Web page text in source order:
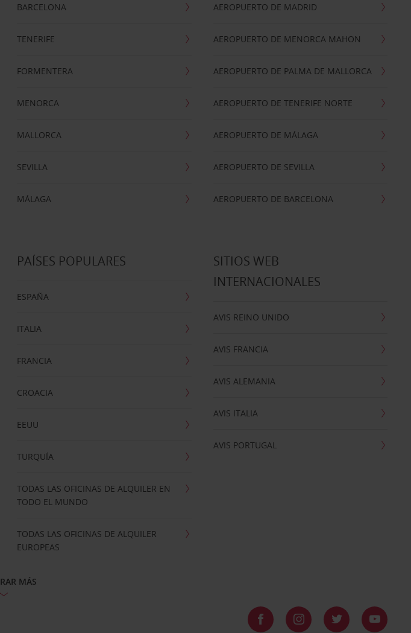
BARCELONA
TENERIFE
FORMENTERA
MENORCA
MALLORCA
SEVILLA
MÁLAGA
AEROPUERTO DE MADRID
AEROPUERTO DE MENORCA MAHON
AEROPUERTO DE PALMA DE MALLORCA
AEROPUERTO DE TENERIFE NORTE
AEROPUERTO DE MÁLAGA
AEROPUERTO DE SEVILLA
AEROPUERTO DE BARCELONA
PAÍSES POPULARES
ESPAÑA
ITALIA
FRANCIA
CROACIA
EEUU
TURQUÍA
TODAS LAS OFICINAS DE ALQUILER EN
TODO EL MUNDO
TODAS LAS OFICINAS DE ALQUILER
EUROPEAS
SITIOS WEB
INTERNACIONALES
AVIS REINO UNIDO
AVIS FRANCIA
AVIS ALEMANIA
AVIS ITALIA
AVIS PORTUGAL
MÁS